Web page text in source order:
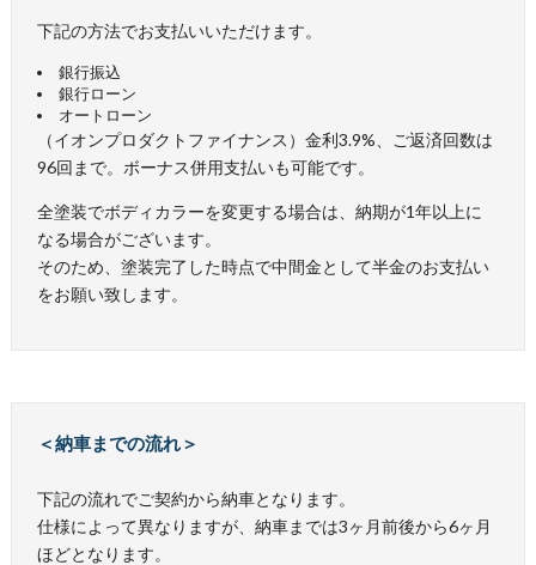
下記の方法でお支払いいただけます。
銀行振込
銀行ローン
オートローン
（イオンプロダクトファイナンス）金利3.9%、ご返済回数は
96回まで。ボーナス併用支払いも可能です。
全塗装でボディカラーを変更する場合は、納期が1年以上に
なる場合がございます。
そのため、塗装完了した時点で中間金として半金のお支払い
をお願い致します。
＜納車までの流れ＞
下記の流れでご契約から納車となります。
仕様によって異なりますが、納車までは3ヶ月前後から6ヶ月
ほどとなります。